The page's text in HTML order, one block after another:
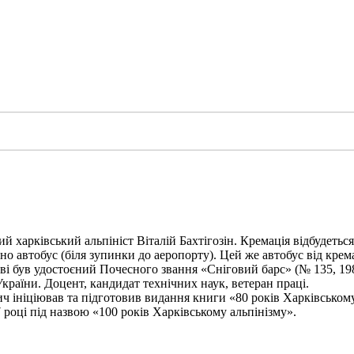
альпініст Віталій Бахтігозін. Кремація
(біля зупинки до аеропорту). Цей же автобус від
був удостоєний Почесного звання «Сніговий барс» (№ 135,
Доцент, кандидат технічних наук, ветеран праці.
та підготовив видання книги «80 років
під назвою «100 років Харківському альпінізму».